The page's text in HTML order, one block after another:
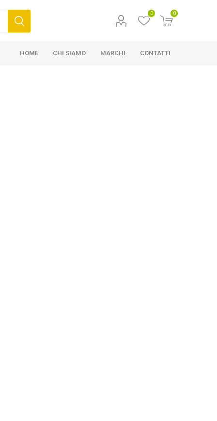
0 0
HOME CHI SIAMO MARCHI CONTATTI